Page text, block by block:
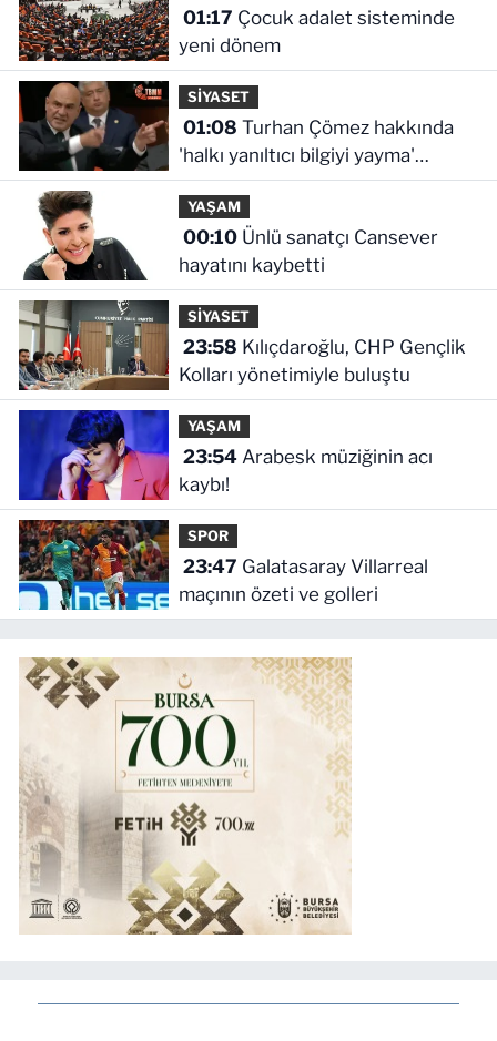
01:17
yeni dönem
SİYASET
01:08
'halkı yanıltıcı bilgiyi yayma'
soruşturması
YAŞAM
00:10Ünlü sanatçı Cansever
hayatını kaybetti
SİYASET
23:58
Kolları yönetimiyle buluştu
YAŞAM
23:54Arabesk müziğinin acı
kaybı!
SPOR
23:47
maçının özeti ve golleri